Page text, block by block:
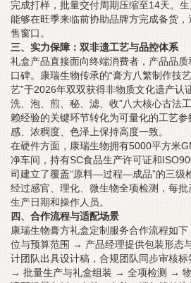
完成打样，批量交付周期压缩至14天。
能够在旺季来临前协助品牌方完成备货
售窗口。
三、实力保障：双非遗工艺与品控体系
礼盒产品直接面向终端消费者，产品品
口碑。康瑞生物传承的“膏方八繁制作技
艺”于2026年双双获得非物质文化遗产认
洗、泡、煎、秘、滤、收”八大核心古法
赖经验的关键环节转化为可量化的工艺
感、浓稠度、色泽上保持高度一致。
在硬件方面，康瑞生物拥有5000平方米
净车间，持有SC食品生产许可证和
司建立了覆盖“原料—过程—成品”的三级
经过感官、理化、微生物全项检测，每批
生产日期和操作人员。
四、合作流程与适配场景
康瑞生物膏方礼盒定制服务合作流程如
位与预算范围 → 产品经理提供包装形态
计团队出具设计稿，合规团队同步审核
→ 批量生产与礼盒组装 → 全项检测 → 物